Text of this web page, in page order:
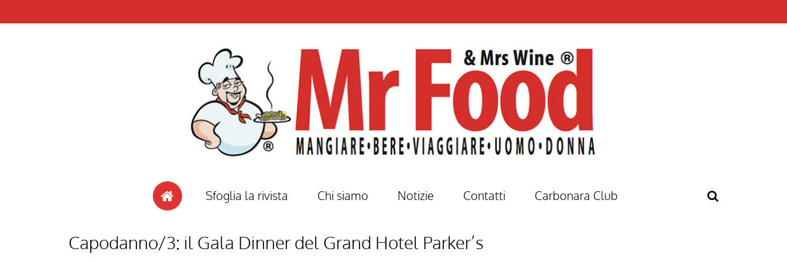
Sfoglia la rivista Chi siamo Notizie Contatti Carbonara Club
Capodanno/3: il Gala Dinner del Grand Hotel Parker’s